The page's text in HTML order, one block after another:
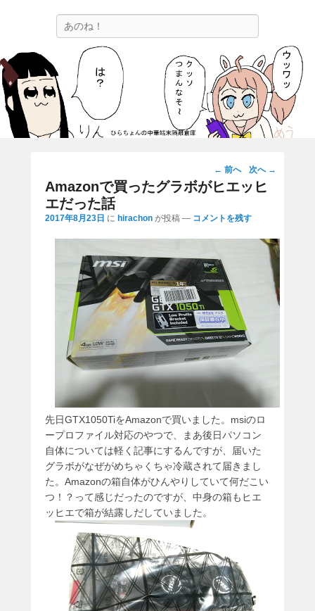
ひらちょんの中華端末隔離倉庫
ほたがページ上部にある検索バーを消してくれたサイトです。
投
稿
ビ
シ
ョ
ン
← 前へ 次へ →
Amazonで買ったグラボがヒエッヒ
エだった話
2017年8月23日 に hirachon が投稿 — コメントを残す
先日GTX1050TiをAmazonで買いました。msiのロ
ープロファイル対応のやつで、まあ後日パソコン
自体については軽く記事にするんですが、届いた
グラボがなぜがめちゃくちゃ冷蔵されて届きまし
た。Amazonの箱自体がひんやりしていて何だこい
つ！？って感じだったのですが、中身の箱もヒエ
ッヒエで箱が結露しだしていました。